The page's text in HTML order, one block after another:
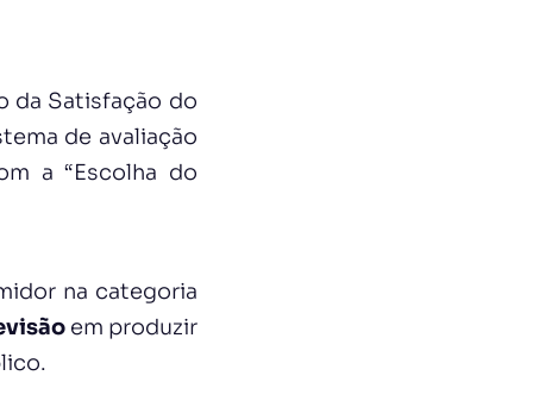
da Satisfação do
de avaliação
a “Escolha do
na categoria
em produzir